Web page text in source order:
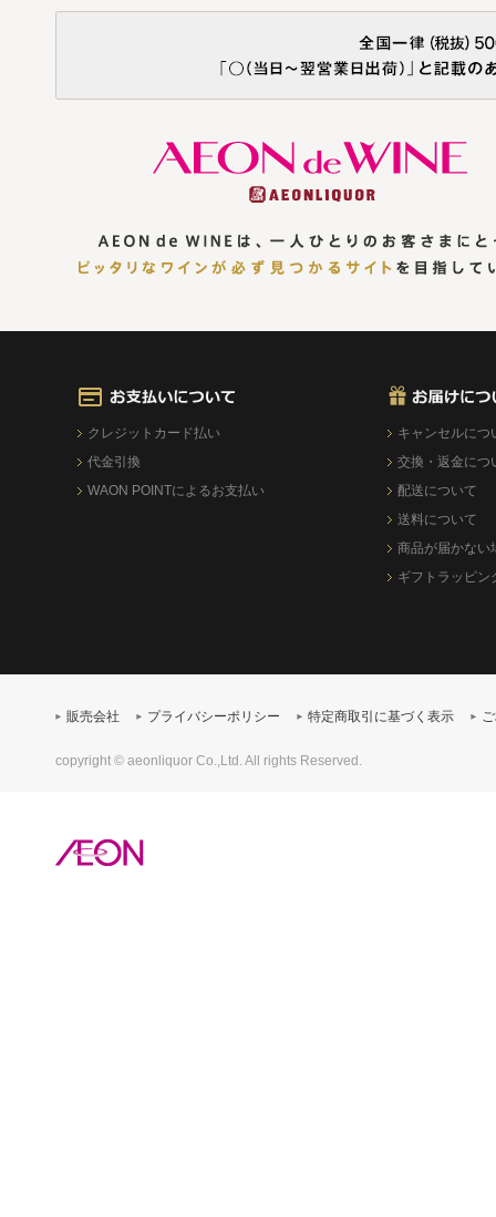
クレジットカード払い
代金引換
WAON POINTによるお支払い
キャンセルにつ
交換・返金につ
配送について
送料について
商品が届かない
ギフトラッピン
販売会社 プライバシーポリシー 特定商取引に基づく表示
copyright © aeonliquor Co.,Ltd. All rights Reserved.